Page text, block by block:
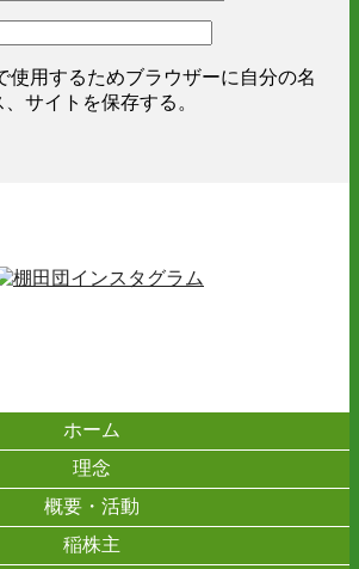
使用するためブラウザーに自分の名
サイトを保存する。
ホーム
理念
概要・活動
稲株主